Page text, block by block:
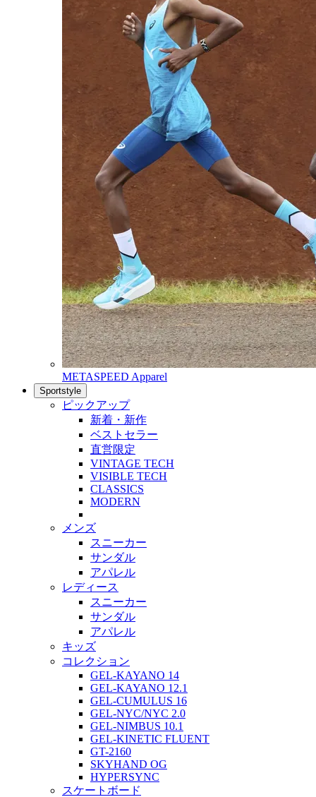
METASPEED Apparel
Sportstyle
ピックアップ
新着・新作
ベストセラー
直営限定
VINTAGE TECH
VISIBLE TECH
CLASSICS
MODERN
メンズ
スニーカー
サンダル
アパレル
レディース
スニーカー
サンダル
アパレル
キッズ
コレクション
GEL-KAYANO 14
GEL-KAYANO 12.1
GEL-CUMULUS 16
GEL-NYC/NYC 2.0
GEL-NIMBUS 10.1
GEL-KINETIC FLUENT
GT-2160
SKYHAND OG
HYPERSYNC
スケートボード